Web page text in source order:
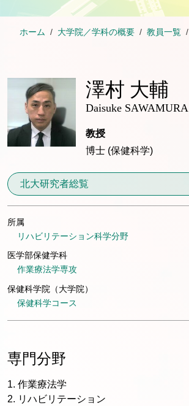
ホーム 大学院／学科の概要 教員一覧
澤村 大輔
Daisuke SAWAMURA
教授
博士 (保健科学)
北大研究者総覧
所属
リハビリテーション科学分野
医学部保健学科
作業療法学専攻
保健科学院（大学院）
保健科学コース
専門分野
1. 作業療法学
2. リハビリテーション